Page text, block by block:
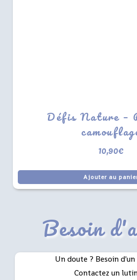
Défis Nature –
10,90€
Ajouter au
Besoin
Un doute ? Besoin d'un
Contactez un